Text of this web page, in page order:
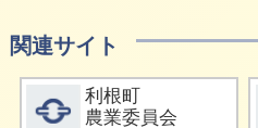
関連サイト
詳細をみる
利根町
農業委員会